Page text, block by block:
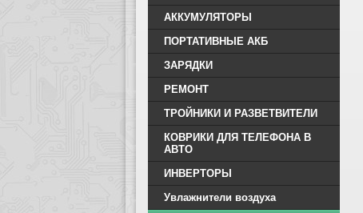
АККУМУЛЯТОРЫ
ПОРТАТИВНЫЕ АКБ
ЗАРЯДКИ
РЕМОНТ
ТРОЙНИКИ И РАЗВЕТВИТЕЛИ
КОВРИКИ ДЛЯ ТЕЛЕФОНА В
АВТО
ИНВЕРТОРЫ
Увлажнители воздуха